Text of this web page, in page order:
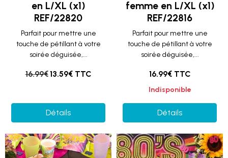
en L/XL (x1)
REF/22820
Parfait pour mettre une
touche de pétillant à votre
soirée déguisée,...
16.99€13.59€ TTC
Détails
femme en L/XL (x1)
REF/22816
Parfait pour mettre une
touche de pétillant à votre
soirée déguisée,...
16.99€ TTC
Indisponible
Détails